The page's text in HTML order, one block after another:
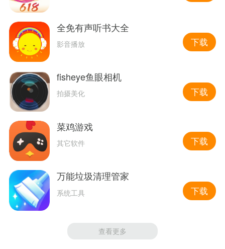
全免有声听书大全
影音播放 下载
fisheye鱼眼相机
拍摄美化 下载
菜鸡游戏
其它软件 下载
万能垃圾清理管家
系统工具 下载
查看更多